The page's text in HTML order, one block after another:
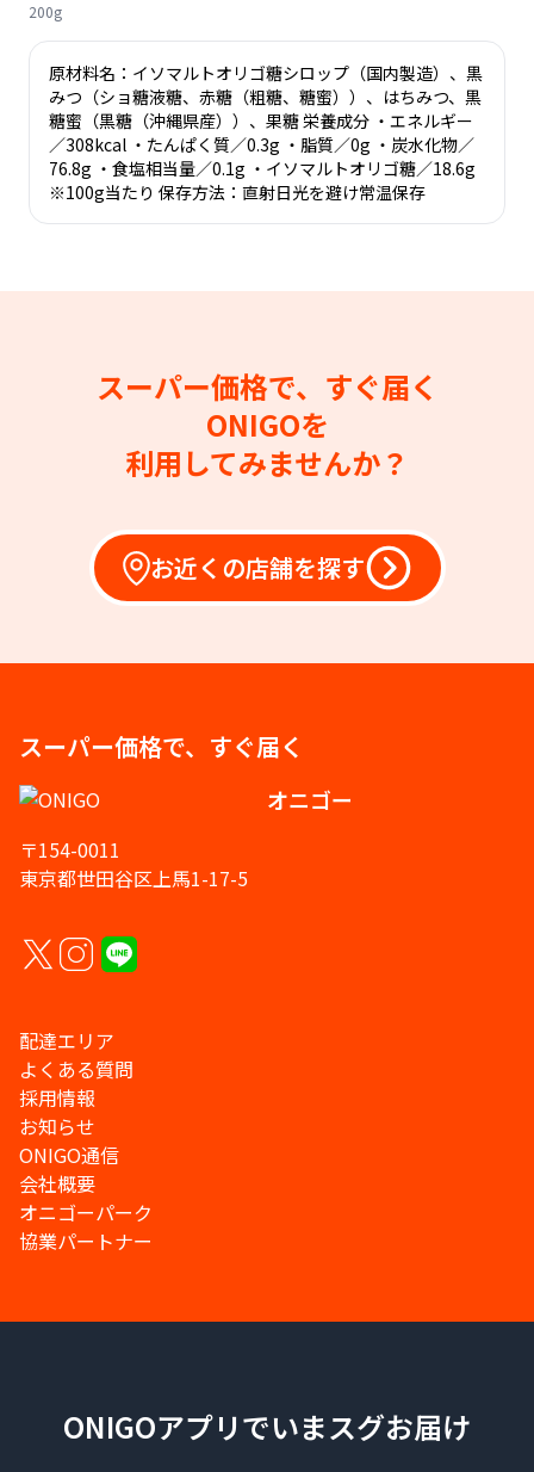
200g
原材料名：イソマルトオリゴ糖シロップ（国内製造）、黒
みつ（ショ糖液糖、赤糖（粗糖、糖蜜））、はちみつ、黒
糖蜜（黒糖（沖縄県産））、果糖 栄養成分 ・エネルギー
／308kcal ・たんぱく質／0.3g ・脂質／0g ・炭水化物／
76.8g ・食塩相当量／0.1g ・イソマルトオリゴ糖／18.6g
※100g当たり 保存方法：直射日光を避け常温保存
スーパー価格で、すぐ届く
ONIGOを
利用してみませんか？
お近くの店舗を探す
スーパー価格で、すぐ届く
オニゴー
〒154-0011
東京都世田谷区上馬1-17-5
配達エリア
よくある質問
採用情報
お知らせ
ONIGO通信
会社概要
オニゴーパーク
協業パートナー
ONIGOアプリでいまスグお届け